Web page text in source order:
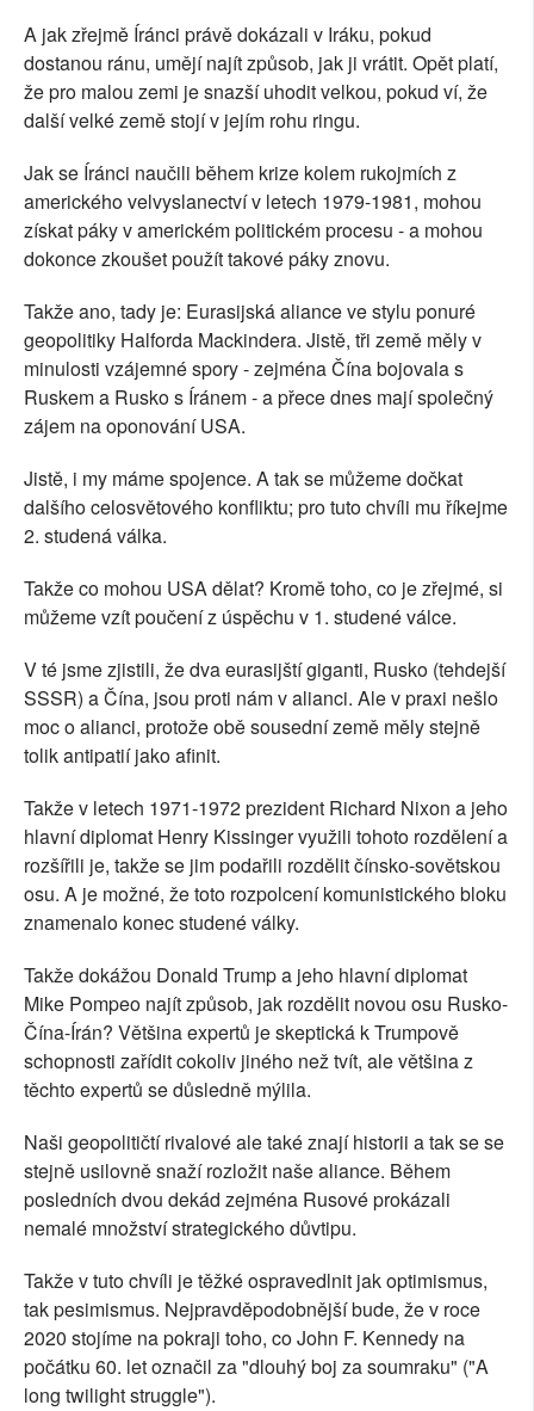
A jak zřejmě Íránci právě dokázali v Iráku, pokud
dostanou ránu, umějí najít způsob, jak ji vrátit. Opět platí,
že pro malou zemi je snazší uhodit velkou, pokud ví, že
další velké země stojí v jejím rohu ringu.
Jak se Íránci naučili během krize kolem rukojmích z
amerického velvyslanectví v letech 1979-1981, mohou
získat páky v americkém politickém procesu - a mohou
dokonce zkoušet použít takové páky znovu.
Takže ano, tady je: Eurasijská aliance ve stylu ponuré
geopolitiky Halforda Mackindera. Jistě, tři země měly v
minulosti vzájemné spory - zejména Čína bojovala s
Ruskem a Rusko s Íránem - a přece dnes mají společný
zájem na oponování USA.
Jistě, i my máme spojence. A tak se můžeme dočkat
dalšího celosvětového konfliktu; pro tuto chvíli mu říkejme
2. studená válka.
Takže co mohou USA dělat? Kromě toho, co je zřejmé, si
můžeme vzít poučení z úspěchu v 1. studené válce.
V té jsme zjistili, že dva eurasijští giganti, Rusko (tehdejší
SSSR) a Čína, jsou proti nám v alianci. Ale v praxi nešlo
moc o alianci, protože obě sousední země měly stejně
tolik antipatií jako afinit.
Takže v letech 1971-1972 prezident Richard Nixon a jeho
hlavní diplomat Henry Kissinger využili tohoto rozdělení a
rozšířili je, takže se jim podařili rozdělit čínsko-sovětskou
osu. A je možné, že toto rozpolcení komunistického bloku
znamenalo konec studené války.
Takže dokážou Donald Trump a jeho hlavní diplomat
Mike Pompeo najít způsob, jak rozdělit novou osu Rusko-
Čína-Írán? Většina expertů je skeptická k Trumpově
schopnosti zařídit cokoliv jiného než tvít, ale většina z
těchto expertů se důsledně mýlila.
Naši geopolitičtí rivalové ale také znají historii a tak se se
stejně usilovně snaží rozložit naše aliance. Během
posledních dvou dekád zejména Rusové prokázali
nemalé množství strategického důvtipu.
Takže v tuto chvíli je těžké ospravedlnit jak optimismus,
tak pesimismus. Nejpravděpodobnější bude, že v roce
2020 stojíme na pokraji toho, co John F. Kennedy na
počátku 60. let označil za "dlouhý boj za soumraku" ("A
long twilight struggle").